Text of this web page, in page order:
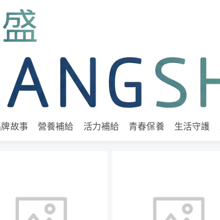
故事 營養補給 活力補給 青春保養 生活守護